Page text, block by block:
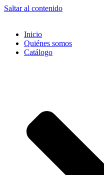
Saltar al contenido
Inicio
Quiénes somos
Catálogo